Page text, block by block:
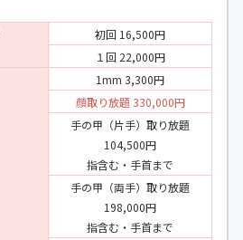
初回 16,500円
１回 22,000円
1mm 3,300円
顔取り放題 330,000円
手の甲（片手）取り放題
104,500円
指含む・手首まで
手の甲（両手）取り放題
198,000円
指含む・手首まで